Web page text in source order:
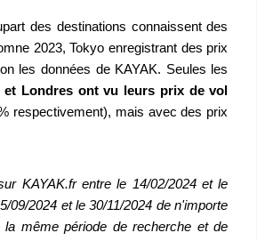
des destinations connaissent des
2023, Tokyo enregistrant des prix
les données de KAYAK. Seules les
et Londres ont vu leurs prix de vol
respectivement), mais avec des prix
KAYAK.fr entre le 14/02/2024 et le
09/2024 et le 30/11/2024 de n'importe
la mêmepériode de recherche et de